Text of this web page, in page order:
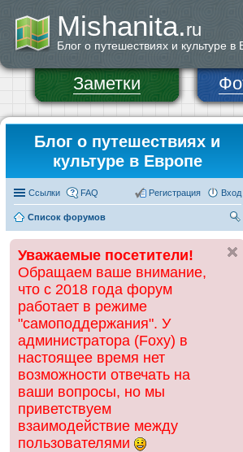
Mishanita.ru
Блог о путешествиях и культуре в
Заметки
Блог о путешествиях и
культуре в Европе
Ссылки FAQ Вход
Регистрация
Список форумов
ск
Уважаемые посетители!
Обращаем ваше внимание,
что с 2018 года форум
работает в режиме
"самоподдержания". У
администратора (Foxy) в
настоящее время нет
возможности отвечать на
ваши вопросы, но мы
приветствуем
взаимодействие между
пользователями